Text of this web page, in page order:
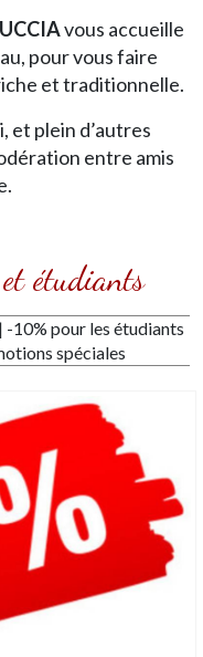
vous accueille
pour vous faire
et traditionnelle.
et plein d’autres
entre amis
étudiants
10% pour les étudiants
spéciales